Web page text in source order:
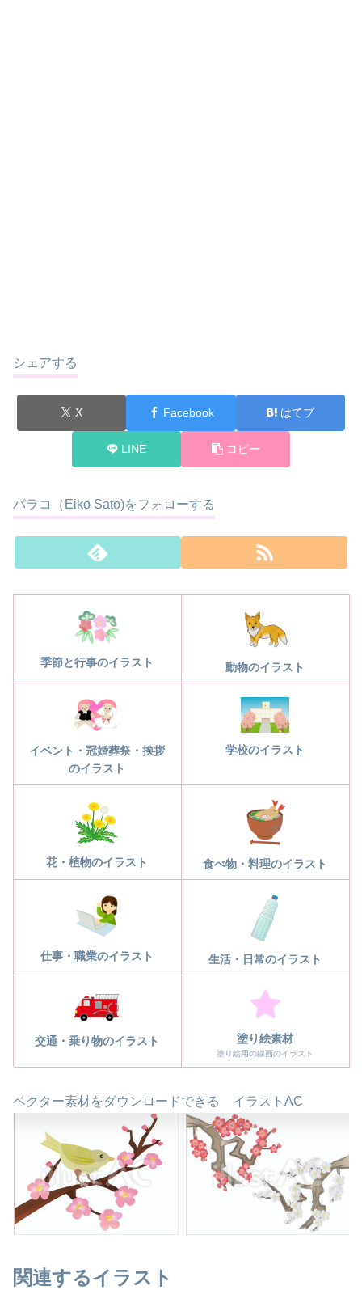
シェアする
X Facebook はてブ
LINE コピー
パラコ（Eiko Sato)をフォローする
季節と行事のイラスト 動物のイラスト
イベント・冠婚葬祭・挨拶
のイラスト
学校のイラスト
花・植物のイラスト 食べ物・料理のイラスト
仕事・職業のイラスト 生活・日常のイラスト
交通・乗り物のイラスト 塗り絵素材
塗り絵用の線画のイラスト
ベクター素材をダウンロードできる イラストAC
関連するイラスト